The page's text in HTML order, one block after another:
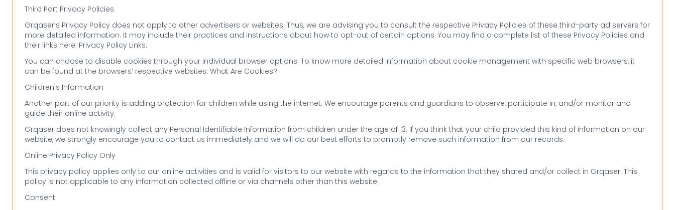
Third Part Privacy Policies
Grqaser’s Privacy Policy does not apply to other advertisers or websites. Thus, we are advising you to consult the respective Privacy Policies of these third-party ad servers for
more detailed information. It may include their practices and instructions about how to opt-out of certain options. You may find a complete list of these Privacy Policies and
their links here: Privacy Policy Links.
You can choose to disable cookies through your individual browser options. To know more detailed information about cookie management with specific web browsers, it
can be found at the browsers’ respective websites. What Are Cookies?
Children’s Information
Another part of our priority is adding protection for children while using the internet. We encourage parents and guardians to observe, participate in, and/or monitor and
guide their online activity.
Grqaser does not knowingly collect any Personal Identifiable Information from children under the age of 13. If you think that your child provided this kind of information on our
website, we strongly encourage you to contact us immediately and we will do our best efforts to promptly remove such information from our records.
Online Privacy Policy Only
This privacy policy applies only to our online activities and is valid for visitors to our website with regards to the information that they shared and/or collect in Grqaser. This
policy is not applicable to any information collected offline or via channels other than this website.
Consent